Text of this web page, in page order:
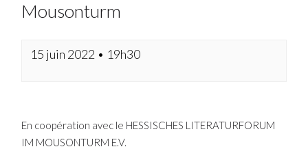
Mousonturm
15 juin 2022 • 19h30
En coopération avec le HESSISCHES LITERATURFORUM
IM MOUSONTURM E.V.